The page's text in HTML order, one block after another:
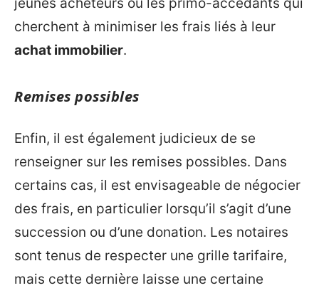
cherchent à minimiser les frais liés à leur
achat immobilier.
Remises possibles
Enfin, il est également judicieux de se
renseigner sur les remises possibles. Dans
certains cas, il est envisageable de négocier
des frais, en particulier lorsqu’il s’agit d’une
succession ou d’une donation. Les notaires
sont tenus de respecter une grille tarifaire,
mais cette dernière laisse une certaine